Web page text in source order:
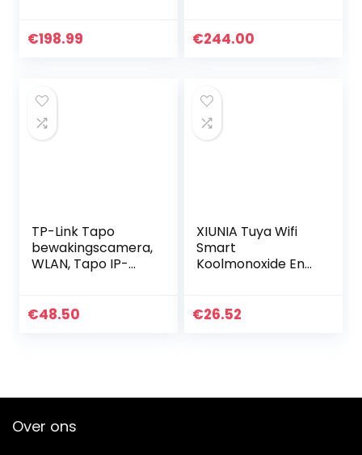
a met
€198.99
Verlichting,
€244.00
TP-Link Tapo
bewakingscamera,
WLAN, Tapo IP-
nachtzicht,
€48.50
XIUNIA Tuya Wifi
Smart
Koolmonoxide En
Nauwkeurigheid Co
€26.52
Over ons